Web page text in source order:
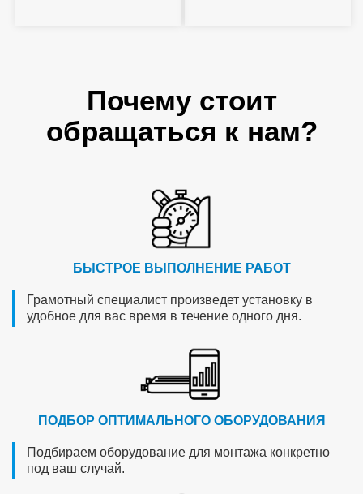
Почему стоит
обращаться к нам?
БЫСТРОЕ ВЫПОЛНЕНИЕ РАБОТ
Грамотный специалист произведет установку в
удобное для вас время в течение одного дня.
ПОДБОР ОПТИМАЛЬНОГО ОБОРУДОВАНИЯ
Подбираем оборудование для монтажа конкретно
под ваш случай.